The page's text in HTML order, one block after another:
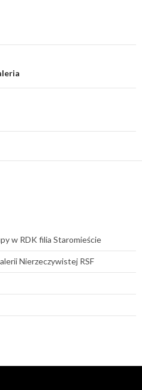
w RDK filia Staromieście
Nierzeczywistej RSF